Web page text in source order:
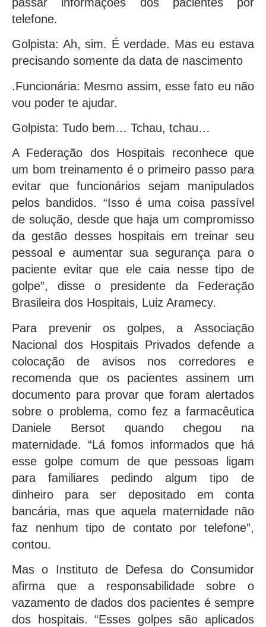
telefone.
Golpista: Ah, sim. É verdade. Mas eu estava
precisando somente da data de nascimento
.Funcionária: Mesmo assim, esse fato eu não
vou poder te ajudar.
Golpista: Tudo bem… Tchau, tchau…
A Federação dos Hospitais reconhece que
um bom treinamento é o primeiro passo para
evitar que funcionários sejam manipulados
pelos bandidos. “Isso é uma coisa passível
de solução, desde que haja um compromisso
da gestão desses hospitais em treinar seu
pessoal e aumentar sua segurança para o
paciente evitar que ele caia nesse tipo de
golpe”, disse o presidente da Federação
Brasileira dos Hospitais, Luiz Aramecy.
Para prevenir os golpes, a Associação
Nacional dos Hospitais Privados defende a
colocação de avisos nos corredores e
recomenda que os pacientes assinem um
documento para provar que foram alertados
sobre o problema, como fez a farmacêutica
Daniele Bersot quando chegou na
maternidade. “Lá fomos informados que há
esse golpe comum de que pessoas ligam
para familiares pedindo algum tipo de
dinheiro para ser depositado em conta
bancária, mas que aquela maternidade não
faz nenhum tipo de contato por telefone”,
contou.
Mas o Instituto de Defesa do Consumidor
afirma que a responsabilidade sobre o
vazamento de dados dos pacientes é sempre
dos hospitais. “Esses golpes são aplicados